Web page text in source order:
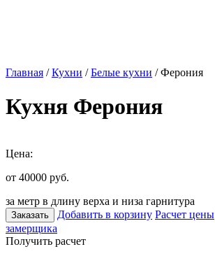
Главная /Кухни /Белые кухни / Ферония
Кухня Ферония
Цена:
от 40000 руб.
за метр в длину верха и низа гарнитура
Заказать Добавить в корзину Расчет цены
замерщика
Получить расчет